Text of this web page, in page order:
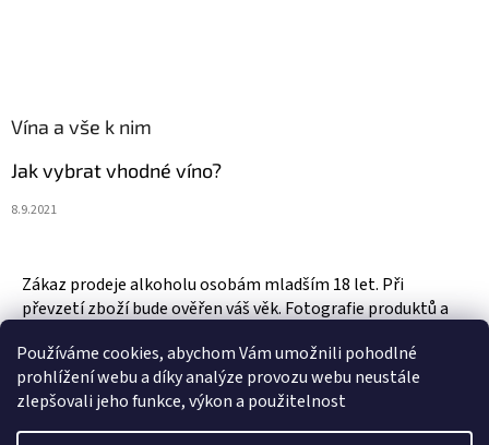
Používáme cookies, abychom Vám umožnili pohodlné
prohlížení webu a díky analýze provozu webu neustále
zlepšovali jeho funkce, výkon a použitelnost
Vína a vše k nim
Jak vybrat vhodné víno?
8.9.2021
Zákaz prodeje alkoholu osobám mladším 18 let. Při
převzetí zboží bude ověřen váš věk. Fotografie produktů a